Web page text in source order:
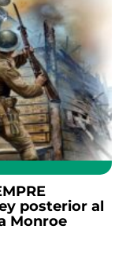
posterior al
Monroe